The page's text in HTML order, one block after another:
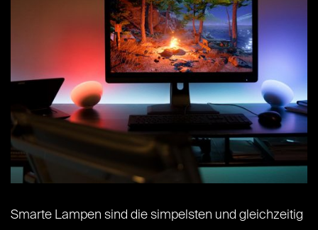
Smarte Lampen sind die simpelsten und gleichzeitig